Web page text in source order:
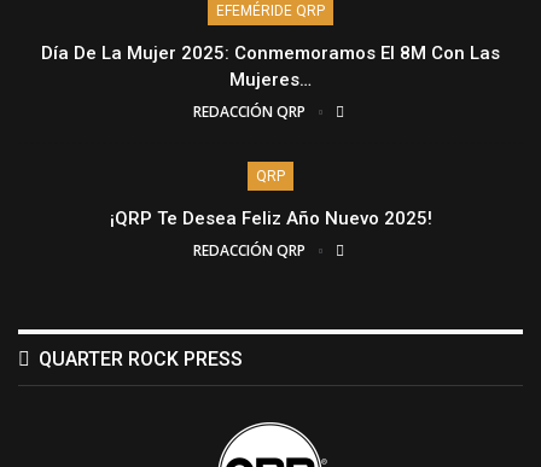
EFEMÉRIDE QRP
Día De La Mujer 2025: Conmemoramos El 8M Con Las
Mujeres…
REDACCIÓN QRP
QRP
¡QRP Te Desea Feliz Año Nuevo 2025!
REDACCIÓN QRP
QUARTER ROCK PRESS